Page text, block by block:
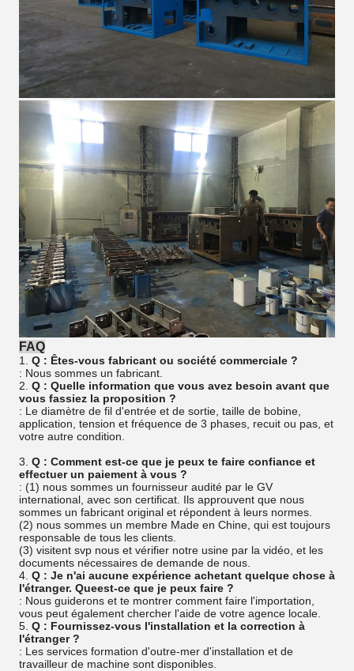
FAQ
1. Q : Êtes-vous fabricant ou société commerciale ?
: Nous sommes un fabricant.
2. Q : Quelle information que vous avez besoin avant que
vous fassiez la proposition ?
: Le diamètre de fil d'entrée et de sortie, taille de bobine,
application, tension et fréquence de 3 phases, recuit ou pas, et
votre autre condition.
3. Q : Comment est-ce que je peux te faire confiance et
effectuer un paiement à vous ?
: (1) nous sommes un fournisseur audité par le GV
international, avec son certificat. Ils approuvent que nous
sommes un fabricant original et répondent à leurs normes.
(2) nous sommes un membre Made en Chine, qui est toujours
responsable de tous les clients.
(3) visitent svp nous et vérifier notre usine par la vidéo, et les
documents nécessaires de demande de nous.
4. Q : Je n'ai aucune expérience achetant quelque chose à
l'étranger. Queest-ce que je peux faire ?
: Nous guiderons et te montrer comment faire l'importation,
vous peut également chercher l'aide de votre agence locale.
5. Q : Fournissez-vous l'installation et la correction à
l'étranger ?
: Les services formation d'outre-mer d'installation et de
travailleur de machine sont disponibles.